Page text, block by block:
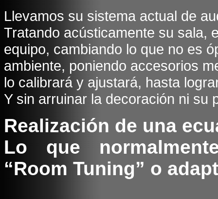
Llevamos su sistema actual de
Tratando acústicamente su sala,
equipo, cambiando lo que no es
ambiente, poniendo accesorios
lo calibrará y ajustará, hasta
Y sin arruinar la decoración ni su
Realización de una
Lo que
“Room Tuning” o